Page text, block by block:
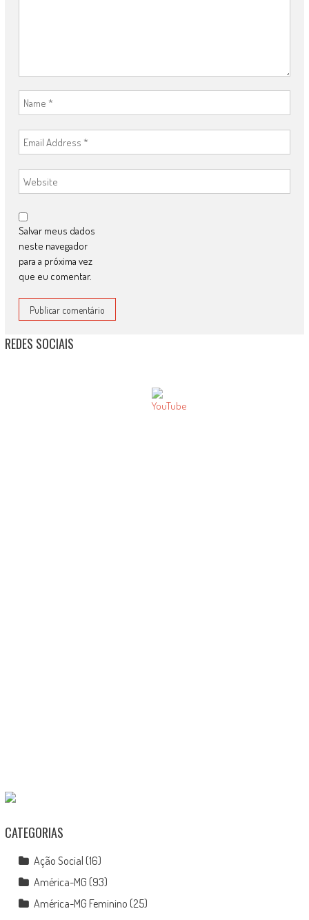
Salvar meus dados
neste navegador
para a próxima vez
que eu comentar.
REDES SOCIAIS
CATEGORIAS
Ação Social (16)
América-MG (93)
América-MG Feminino (25)